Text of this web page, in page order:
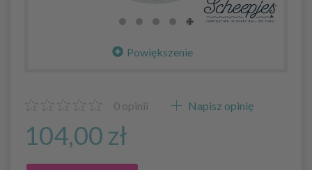
Powiększenie
0 opinii Napisz opinię
104,00 zł